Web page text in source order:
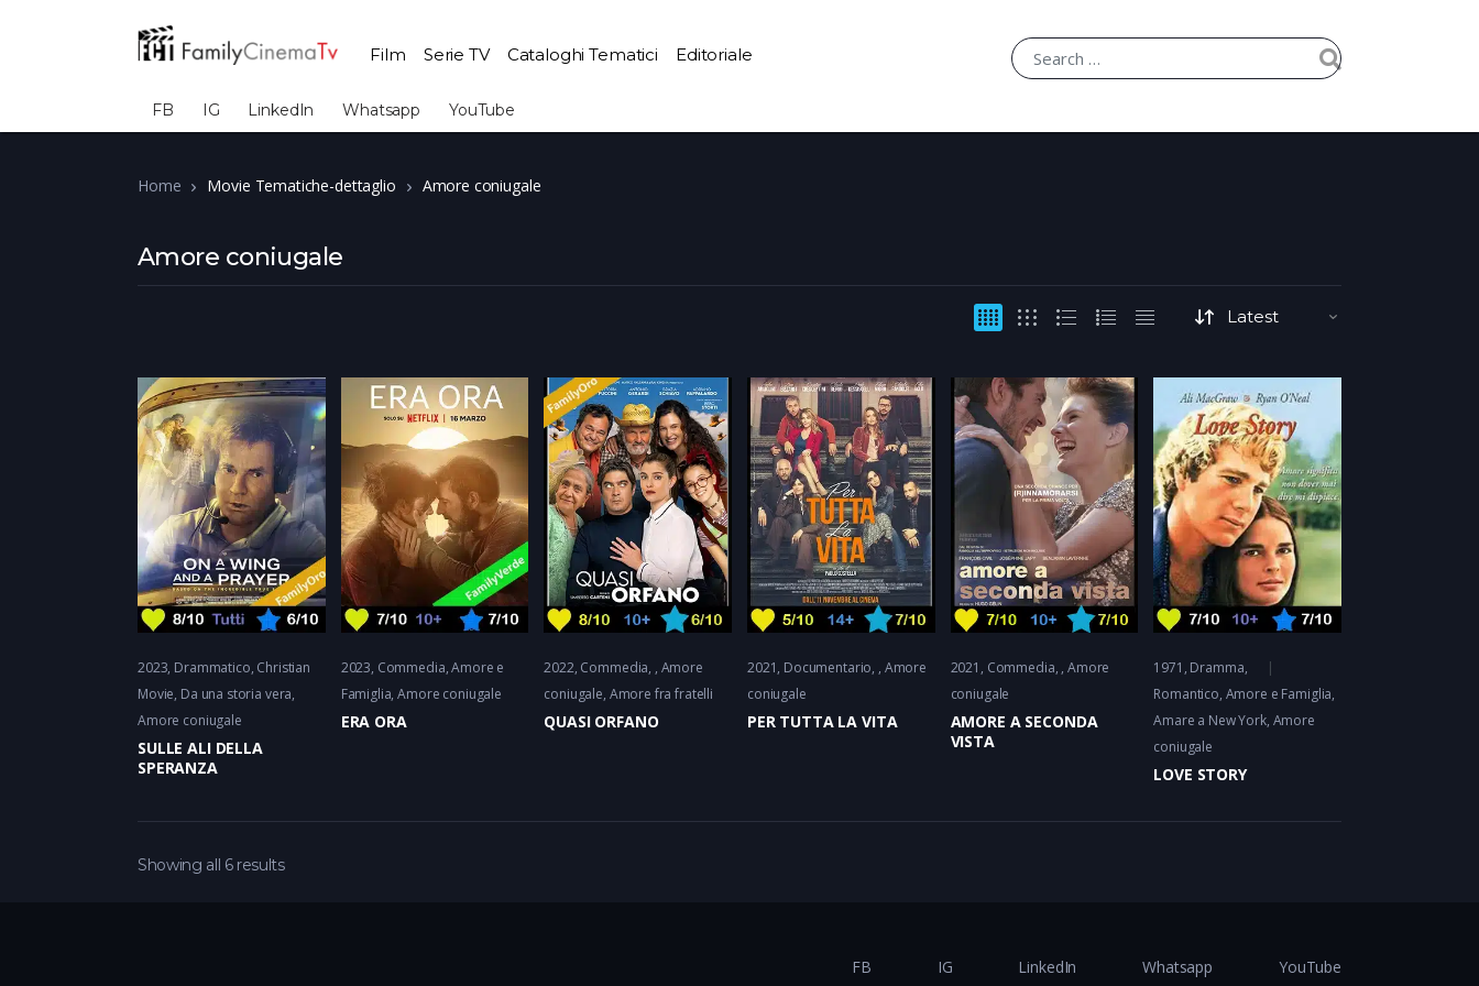
Film Serie TV Cataloghi Tematici Editoriale
FB IG LinkedIn Whatsapp YouTube
Home Movie Tematiche-dettaglio Amore coniugale
Amore coniugale
2023 Drammatico Christian
Movie, Da una storia vera
Amore coniugale
SULLE ALI DELLA
SPERANZA
2023 Commedia Amore e
Famiglia Amore coniugale
ERA ORA
2022 Commedia
Amore
coniugale, Amore fra fratelli
QUASI ORFANO
2021 Documentario
Amore
coniugale
PER TUTTA LA VITA
2021 Commedia
Amore
coniugale
AMORE A SECONDA
VISTA
1971 Dramma,
Romantico Amore e Famiglia
Amare a New York, Amore
coniugale
LOVE STORY
Showing all 6 results
FB IG LinkedIn Whatsapp YouTube